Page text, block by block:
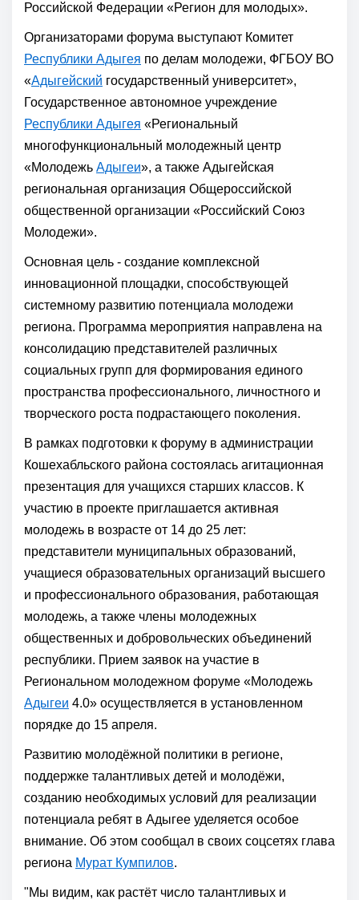
Российской Федерации «Регион для молодых».
Организаторами форума выступают Комитет
Республики Адыгея по делам молодежи, ФГБОУ ВО
«Адыгейский государственный университет»,
Государственное автономное учреждение
Республики Адыгея «Региональный
многофункциональный молодежный центр
«Молодежь Адыгеи», а также Адыгейская
региональная организация Общероссийской
общественной организации «Российский Союз
Молодежи».
Основная цель - создание комплексной
инновационной площадки, способствующей
системному развитию потенциала молодежи
региона. Программа мероприятия направлена на
консолидацию представителей различных
социальных групп для формирования единого
пространства профессионального, личностного и
творческого роста подрастающего поколения.
В рамках подготовки к форуму в администрации
Кошехабльского района состоялась агитационная
презентация для учащихся старших классов. К
участию в проекте приглашается активная
молодежь в возрасте от 14 до 25 лет:
представители муниципальных образований,
учащиеся образовательных организаций высшего
и профессионального образования, работающая
молодежь, а также члены молодежных
общественных и добровольческих объединений
республики. Прием заявок на участие в
Региональном молодежном форуме «Молодежь
Адыгеи 4.0» осуществляется в установленном
порядке до 15 апреля.
Развитию молодёжной политики в регионе,
поддержке талантливых детей и молодёжи,
созданию необходимых условий для реализации
потенциала ребят в Адыгее уделяется особое
внимание. Об этом сообщал в своих соцсетях глава
региона Мурат Кумпилов.
"Мы видим, как растёт число талантливых и